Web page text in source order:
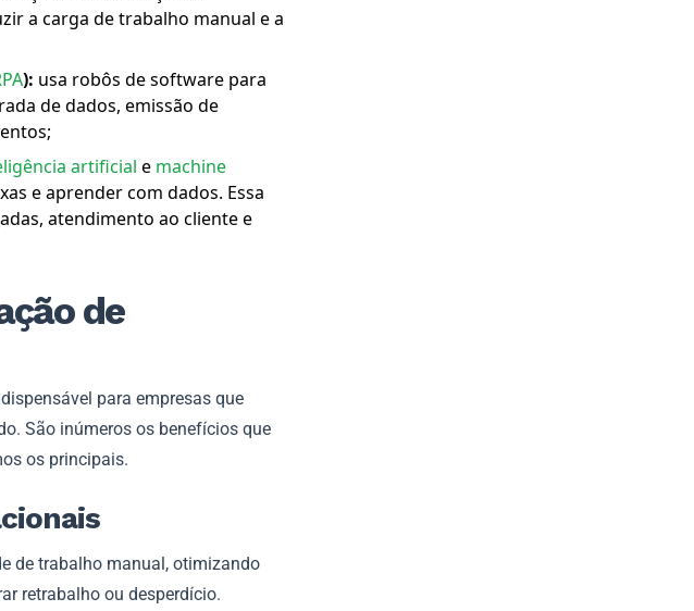
a carga de trabalho manual e a
): usa robôs de software para
de dados, emissão de
artificial e machine
e aprender com dados. Essa
atendimento ao cliente e
de
para empresas que
São inúmeros os benefícios que
os principais.
de trabalho manual, otimizando
retrabalho ou desperdício.